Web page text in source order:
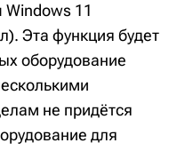
11
Эта функция будет
оборудование
не придётся
для